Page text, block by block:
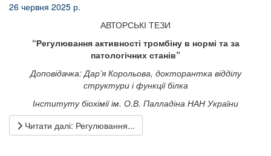
26 червня 2025 р.
АВТОРСЬКІ ТЕЗИ
“Регулювання активності тромбіну в нормі та за
патологічних станів”
Доповідачка: Дар’я Корольова, докторантка відділу
структури і функції білка
Інституту біохімії ім. О.В. Палладіна НАН України
Читати далі: Регулювання...